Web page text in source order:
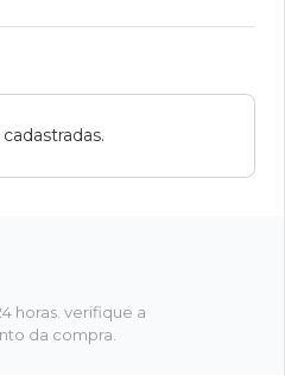
horas. verifique a
da compra.